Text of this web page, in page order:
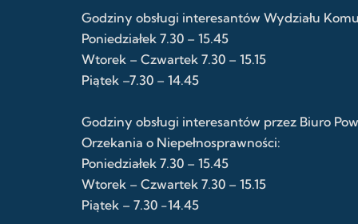
Godziny obsługi interesantów Wydziału
Poniedziałek 7.30 – 15.45
Wtorek – Czwartek 7.30 – 15.15
Piątek –7.30 – 14.45
Godziny obsługi interesantów przez Biuro
Orzekania o Niepełnosprawności:
Poniedziałek 7.30 – 15.45
Wtorek – Czwartek 7.30 – 15.15
Piątek – 7.30 -14.45